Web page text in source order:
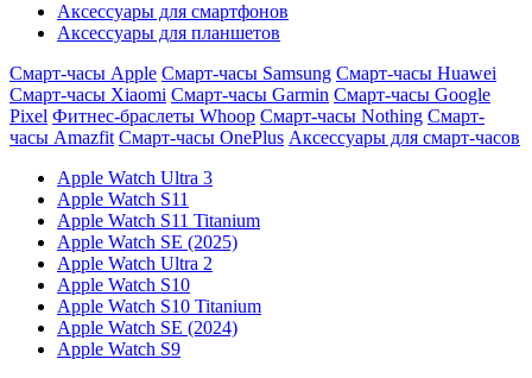
Аксессуары для смартфонов
Аксессуары для планшетов
Смарт-часы Apple Смарт-часы Samsung Смарт-часы Huawei
Смарт-часы Xiaomi Смарт-часы Garmin Смарт-часы Google
Pixel Фитнес-браслеты Whoop Смарт-часы Nothing Смарт-
часы Amazfit Смарт-часы OnePlus Аксессуары для смарт-часов
Apple Watch Ultra 3
Apple Watch S11
Apple Watch S11 Titanium
Apple Watch SE (2025)
Apple Watch Ultra 2
Apple Watch S10
Apple Watch S10 Titanium
Apple Watch SE (2024)
Apple Watch S9